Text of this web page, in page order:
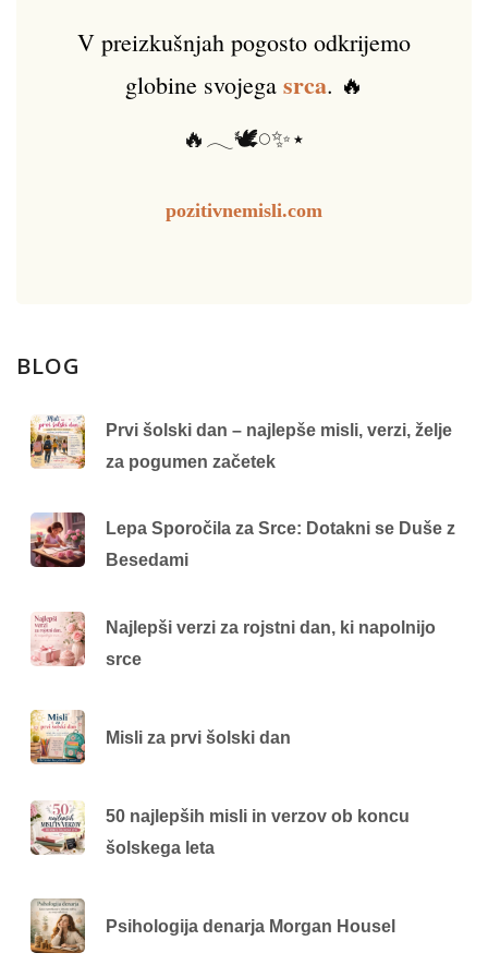
V preizkušnjah pogosto odkrijemo
globine svojega srca. 🔥
🔥𓂃🕊️𓏸✨⋆
pozitivnemisli.com
BLOG
Prvi šolski dan – najlepše misli, verzi, želje
za pogumen začetek
Lepa Sporočila za Srce: Dotakni se Duše z
Besedami
Najlepši verzi za rojstni dan, ki napolnijo
srce
Misli za prvi šolski dan
50 najlepših misli in verzov ob koncu
šolskega leta
Psihologija denarja Morgan Housel